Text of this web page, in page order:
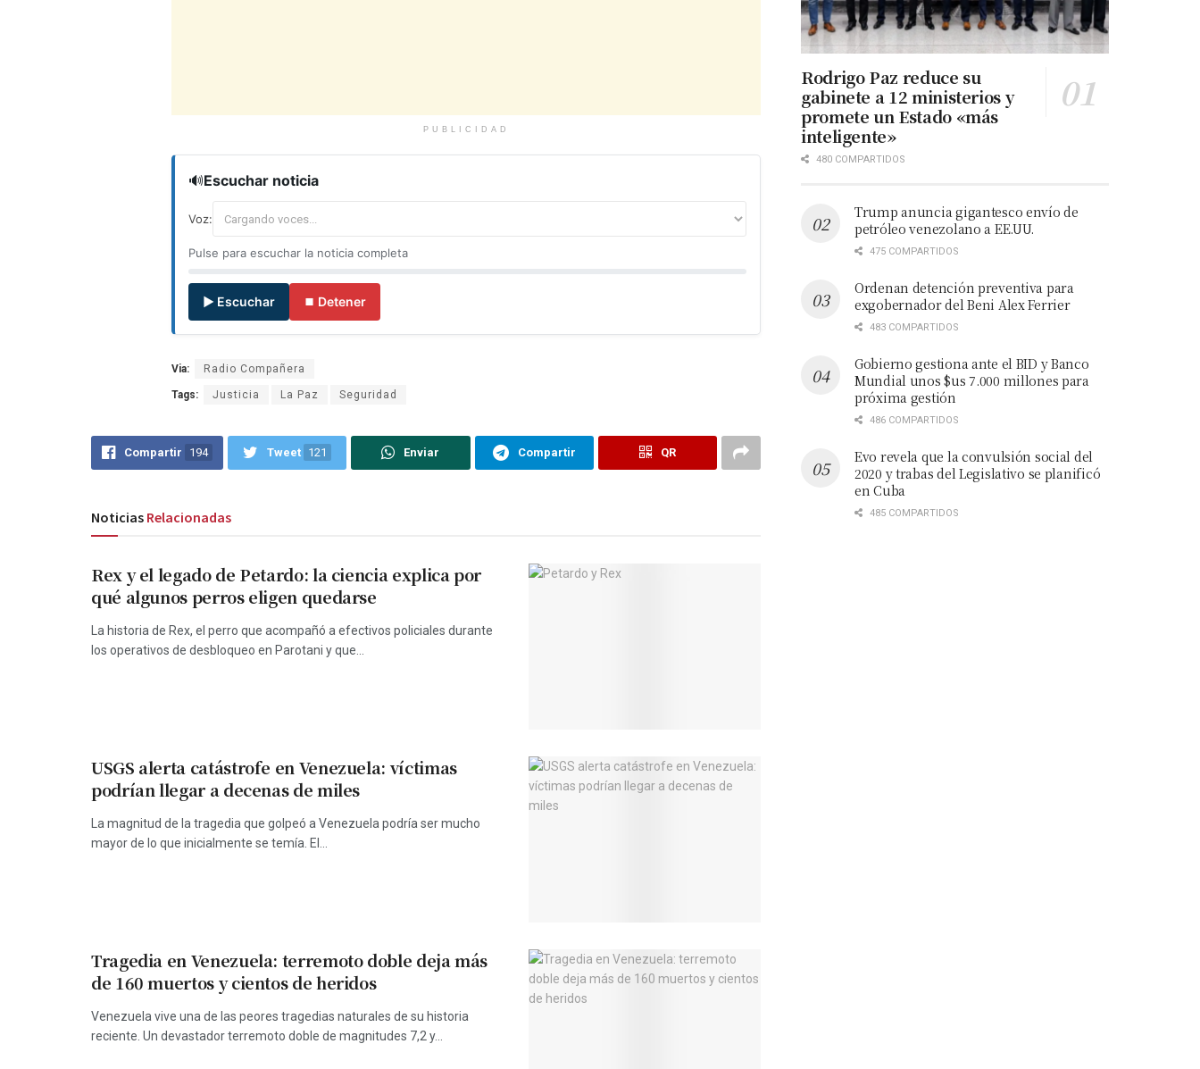
PUBLICIDAD
🔊Escuchar noticia
Voz:
Pulse para escuchar la noticia completa
▶ Escuchar ⏹ Detener
Via: Radio Compañera
Tags: Justicia La Paz Seguridad
Compartir 194 Tweet 121 Enviar Compartir QR
Noticias Relacionadas
Rex y el legado de Petardo: la ciencia explica por
qué algunos perros eligen quedarse
La historia de Rex, el perro que acompañó a efectivos policiales durante
los operativos de desbloqueo en Parotani y que...
USGS alerta catástrofe en Venezuela: víctimas
podrían llegar a decenas de miles
La magnitud de la tragedia que golpeó a Venezuela podría ser mucho
mayor de lo que inicialmente se temía. El...
Tragedia en Venezuela: terremoto doble deja más
de 160 muertos y cientos de heridos
Venezuela vive una de las peores tragedias naturales de su historia
reciente. Un devastador terremoto doble de magnitudes 7,2 y...
Rodrigo Paz reduce su
gabinete a 12 ministerios y
promete un Estado «más
inteligente»
480 COMPARTIDOS
Trump anuncia gigantesco envío de
petróleo venezolano a EE.UU.
475 COMPARTIDOS
Ordenan detención preventiva para
exgobernador del Beni Alex Ferrier
483 COMPARTIDOS
Gobierno gestiona ante el BID y Banco
Mundial unos $us 7.000 millones para
próxima gestión
486 COMPARTIDOS
Evo revela que la convulsión social del
2020 y trabas del Legislativo se planificó
en Cuba
485 COMPARTIDOS